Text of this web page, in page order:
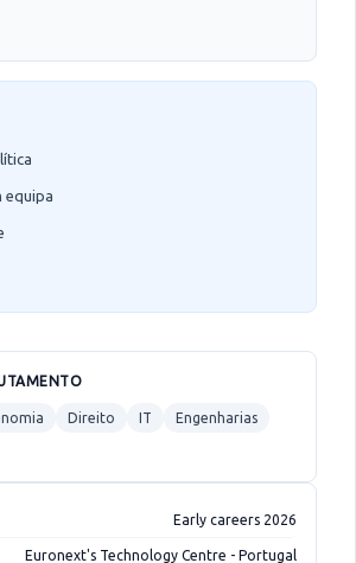
equipa
Direito IT
Engenharias
Early careers 2026
Euronext's Technology Centre - Portugal